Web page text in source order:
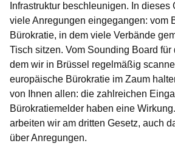
Infrastruktur beschleunigen. In dieses
viele Anregungen eingegangen: vom
Bürokratie, in dem viele Verbände
Tisch sitzen. Vom Sounding Board für
dem wir in Brüssel regelmäßig
europäische Bürokratie im Zaum
von Ihnen allen: die zahlreichen
Bürokratiemelder haben eine
arbeiten wir am dritten Gesetz, auch
über Anregungen.